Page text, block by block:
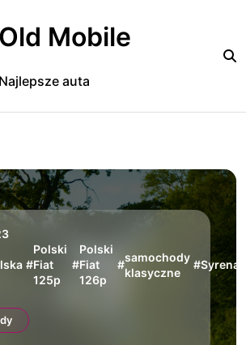
Old Mobile
Najlepsze auta
#
Polski
Fiat
125p
#
Polski
Fiat
126p
#
samochody
klasyczne
#Syrena